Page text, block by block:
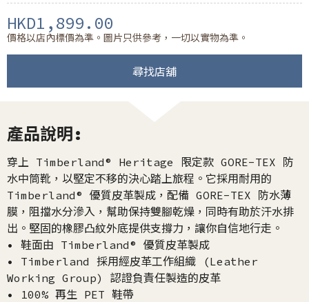
HKD1,899.00
價格以店內標價為準。圖片只供參考，一切以實物為準。
尋找店舖
產品說明:
穿上 Timberland® Heritage 限定款 GORE-TEX 防
水中筒靴，以堅定不移的決心踏上旅程。它採用耐用的
Timberland® 優質皮革製成，配備 GORE-TEX 防水薄
膜，阻擋水分滲入，幫助保持雙腳乾燥，同時有助於汗水排
出。堅固的橡膠凸紋外底提供支撐力，讓你自信地行走。
• 鞋面由 Timberland® 優質皮革製成
• Timberland 採用經皮革工作組織 (Leather
Working Group) 認證負責任製造的皮革
• 100% 再生 PET 鞋帶